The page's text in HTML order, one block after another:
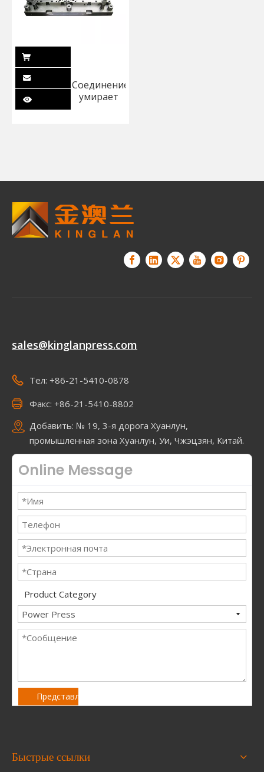
Соединение
умирает
sales@kinglanpress.com
Тел: +86-21-5410-0878
Факс: +86-21-5410-8802
Добавить: № 19, 3-я дорога Хуанлун,
промышленная зона Хуанлун, Уи, Чжэцзян, Китай.
Online Message
Product Category
Представлять на рассмотрение
Быстрые ссылки